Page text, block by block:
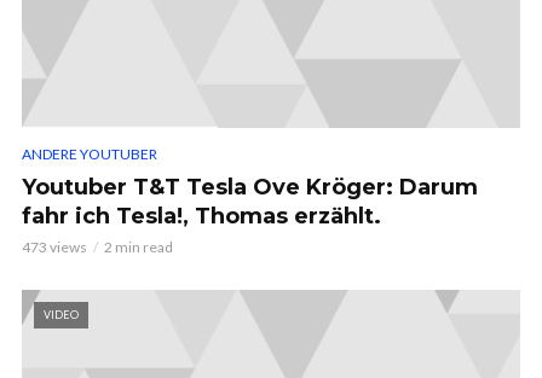
ANDERE YOUTUBER
Youtuber T&T Tesla Ove Kröger: Darum
fahr ich Tesla!, Thomas erzählt.
473 views 2 min read
VIDEO